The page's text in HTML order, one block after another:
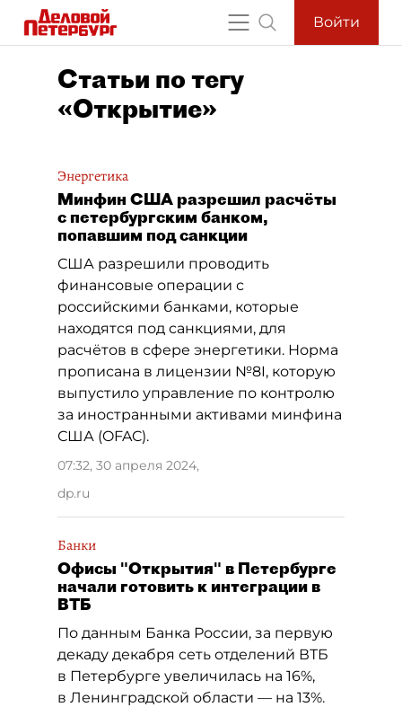
Войти
Статьи по тегу
«Открытие»
Энергетика
Минфин США разрешил расчёты
с петербургским банком,
попавшим под санкции
США разрешили проводить
финансовые операции с
российскими банками, которые
находятся под санкциями, для
расчётов в сфере энергетики. Норма
прописана в лицензии №8I, которую
выпустило управление по контролю
за иностранными активами минфина
США (OFAC).
07:32, 30 апреля 2024,
dp.ru
Банки
Офисы "Открытия" в Петербурге
начали готовить к интеграции в
ВТБ
По данным Банка России, за первую
декаду декабря сеть отделений ВТБ
в Петербурге увеличилась на 16%,
в Ленинградской области — на 13%.